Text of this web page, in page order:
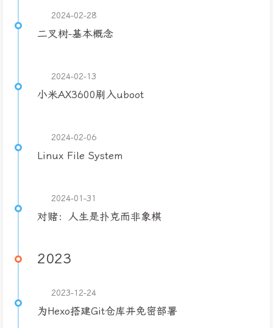
2024-02-28
二叉树-基本概念
2024-02-13
小米AX3600刷入uboot
2024-02-06
Linux File System
2024-01-31
对赌：人生是扑克而非象棋
2023
2023-12-24
为Hexo搭建Git仓库并免密部署